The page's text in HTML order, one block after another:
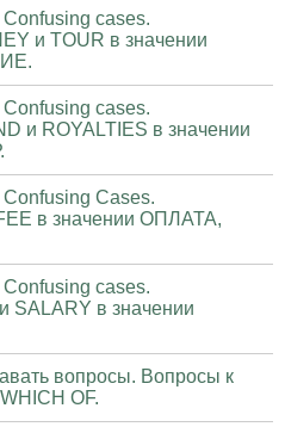
cases.
и TOUR в значении
cases.
и ROYALTIES в значении
Cases.
в значении ОПЛАТА,
cases.
SALARY в значении
вопросы. Вопросы к
OF.